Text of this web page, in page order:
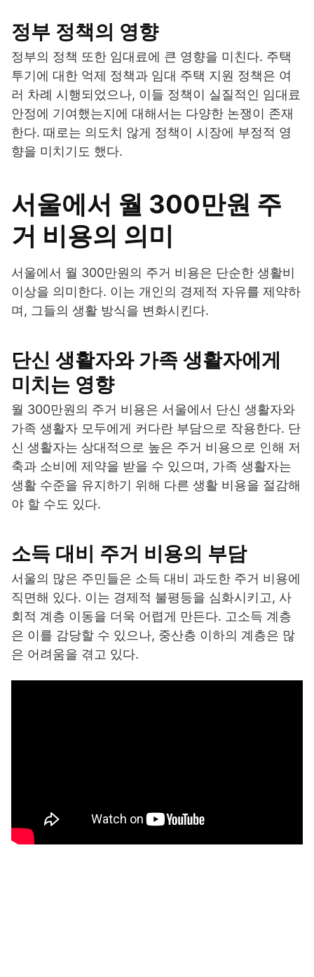
정부 정책의 영향
정부의 정책 또한 임대료에 큰 영향을 미친다. 주택
투기에 대한 억제 정책과 임대 주택 지원 정책은 여
러 차례 시행되었으나, 이들 정책이 실질적인 임대료
안정에 기여했는지에 대해서는 다양한 논쟁이 존재
한다. 때로는 의도치 않게 정책이 시장에 부정적 영
향을 미치기도 했다.
서울에서 월 300만원 주
거 비용의 의미
서울에서 월 300만원의 주거 비용은 단순한 생활비
이상을 의미한다. 이는 개인의 경제적 자유를 제약하
며, 그들의 생활 방식을 변화시킨다.
단신 생활자와 가족 생활자에게
미치는 영향
월 300만원의 주거 비용은 서울에서 단신 생활자와
가족 생활자 모두에게 커다란 부담으로 작용한다. 단
신 생활자는 상대적으로 높은 주거 비용으로 인해 저
축과 소비에 제약을 받을 수 있으며, 가족 생활자는
생활 수준을 유지하기 위해 다른 생활 비용을 절감해
야 할 수도 있다.
소득 대비 주거 비용의 부담
서울의 많은 주민들은 소득 대비 과도한 주거 비용에
직면해 있다. 이는 경제적 불평등을 심화시키고, 사
회적 계층 이동을 더욱 어렵게 만든다. 고소득 계층
은 이를 감당할 수 있으나, 중산층 이하의 계층은 많
은 어려움을 겪고 있다.